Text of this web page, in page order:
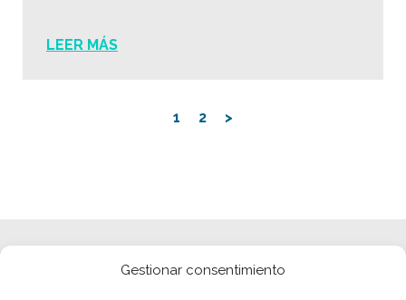
Gestionar consentimiento
LEER MÁS
1 2 >